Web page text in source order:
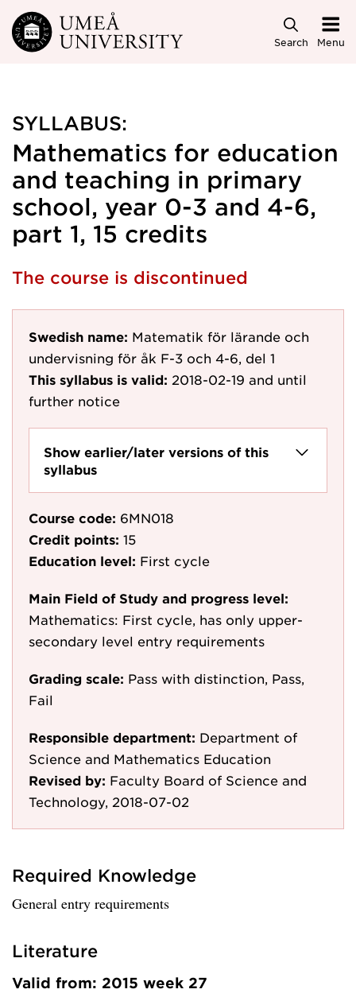
Skip to main content
Search Menu
SYLLABUS:
Mathematics for education
and teaching in primary
school, year 0-3 and 4-6,
part 1, 15 credits
The course is discontinued
Swedish name: Matematik för lärande och
undervisning för åk F-3 och 4-6, del 1
This syllabus is valid: 2018-02-19 and until
further notice
Show earlier/later versions of this
syllabus
Course code: 6MN018
Credit points: 15
Education level: First cycle
Main Field of Study and progress level:
Mathematics: First cycle, has only upper-
secondary level entry requirements
Grading scale: Pass with distinction, Pass,
Fail
Responsible department: Department of
Science and Mathematics Education
Revised by: Faculty Board of Science and
Technology, 2018-07-02
Required Knowledge
General entry requirements
Literature
Valid from: 2015 week 27